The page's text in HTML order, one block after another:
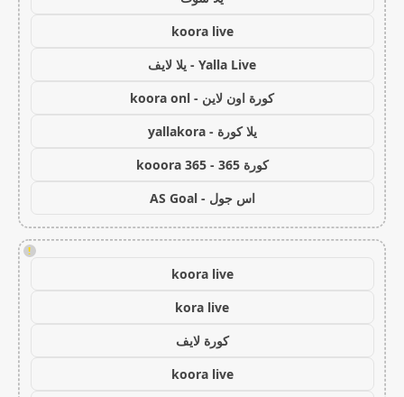
koora live
Yalla Live - يلا لايف
كورة اون لاين - koora onl
يلا كورة - yallakora
كورة 365 - kooora 365
اس جول - AS Goal
!
koora live
kora live
كورة لايف
koora live